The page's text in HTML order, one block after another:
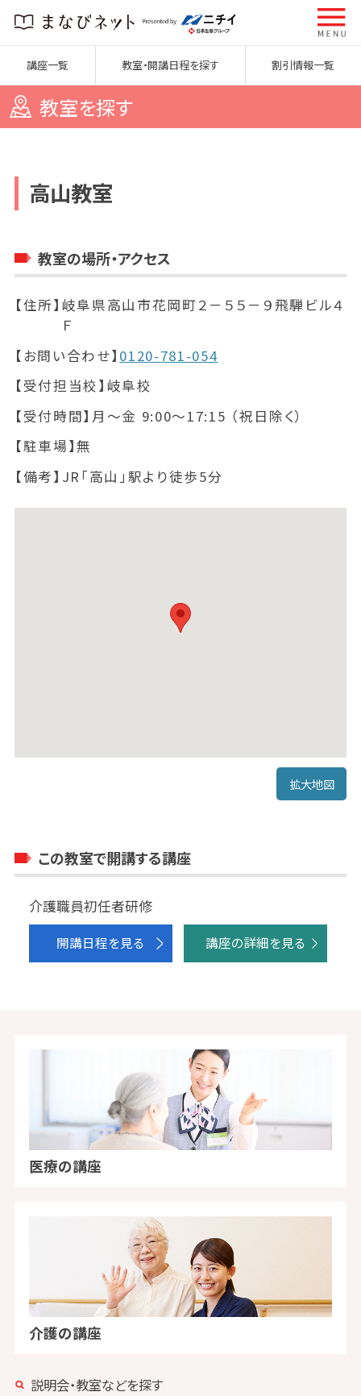
講座一覧 教室・開講日程を探す 割引情報一覧
教室を探す
高山教室
教室の場所・アクセス
【住所】 岐阜県高山市花岡町２－５５－９飛騨ビル４
Ｆ
【お問い合わせ】 0120-781-054
【受付担当校】 岐阜校
【受付時間】 月～金 9:00～17:15 （祝日除く）
【駐車場】無
【備考】 JR「高山」駅より徒歩5分
拡大地図
この教室で開講する講座
介護職員初任者研修
開講日程を見る 講座の詳細を見る
医療の講座
介護の講座
説明会・教室などを探す